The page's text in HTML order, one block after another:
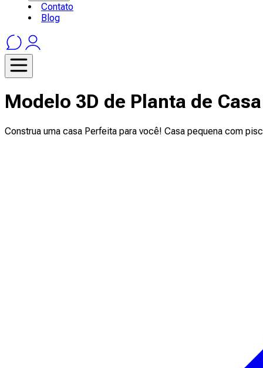
Contato
Blog
Modelo 3D de Planta de
Construa uma casa Perfeita para você! Casa pequena com